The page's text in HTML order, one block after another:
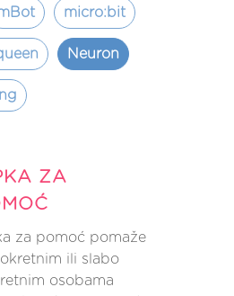
micro:bit
Neuron
ZA
za pomoć pomaže
ili slabo
osobama